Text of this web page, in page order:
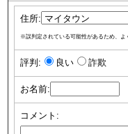
住所:
※誤判定されている可能性があるため、
評判: 良い 詐欺
お名前:
コメント: